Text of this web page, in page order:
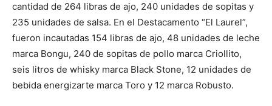
cantidad de 264 libras de ajo, 240 unidades de sopitas y
235 unidades de salsa. En el Destacamento “El Laurel”,
fueron incautadas 154 libras de ajo, 48 unidades de leche
marca Bongu, 240 de sopitas de pollo marca Criollito,
seis litros de whisky marca Black Stone, 12 unidades de
bebida energizarte marca Toro y 12 marca Robusto.